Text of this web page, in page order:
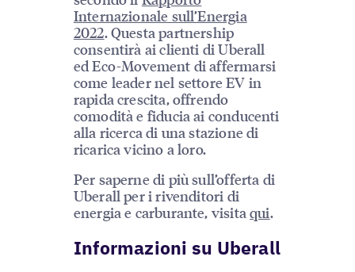
Internazionale sull’Energia
2022. Questa partnership
consentirà ai clienti di Uberall
ed Eco-Movement di affermarsi
come leader nel settore EV in
rapida crescita, offrendo
comodità e fiducia ai conducenti
alla ricerca di una stazione di
ricarica vicino a loro.
Per saperne di più sull’offerta di
Uberall per i rivenditori di
energia e carburante, visitaqui.
Informazioni su Uberall